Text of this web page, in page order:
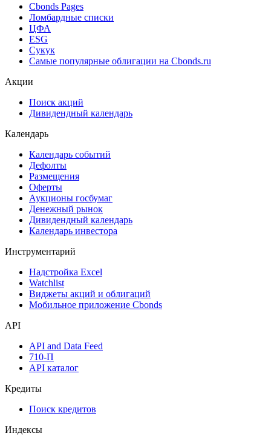
Cbonds Estimation Onshore
Cbonds Valuation
Рэнкинги инвест. банков и юр. консультантов
Cbonds Awards
Cbonds Pages
Ломбардные списки
ESG
Самые популярные облигации на Cbonds.ru
Дивидендный календарь
Календарь
Календарь событий
Дефолты
Размещения
Оферты
Аукционы госбумаг
Денежный рынок
Календарь инвестора
Инструментарий
Надстройка Excel
Мобильное приложение Cbonds
API
API and Data Feed
API каталог
Кредиты